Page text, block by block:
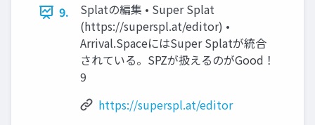
9.
Splatの編集 • Super Splat
(https://superspl.at/editor) •
Arrival.SpaceにはSuper Splatが統合
されている。SPZが扱えるのがGood！
9
https://superspl.at/editor